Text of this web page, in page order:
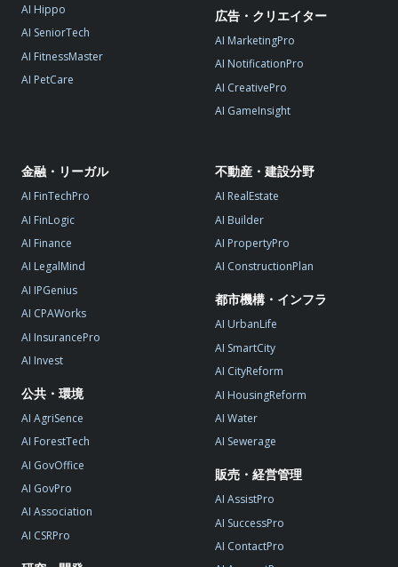
AI Hippo
AI SeniorTech
AI FitnessMaster
AI PetCare
広告・クリエイター
AI MarketingPro
AI NotificationPro
AI CreativePro
AI GameInsight
金融・リーガル
AI FinTechPro
AI FinLogic
AI Finance
AI LegalMind
AI IPGenius
AI CPAWorks
AI InsurancePro
AI Invest
公共・環境
AI AgriSence
AI ForestTech
AI GovOffice
AI GovPro
AI Association
AI CSRPro
不動産・建設分野
AI RealEstate
AI Builder
AI PropertyPro
AI ConstructionPlan
都市機構・インフラ
AI UrbanLife
AI SmartCity
AI CityReform
AI HousingReform
AI Water
AI Sewerage
販売・経営管理
AI AssistPro
AI SuccessPro
AI ContactPro